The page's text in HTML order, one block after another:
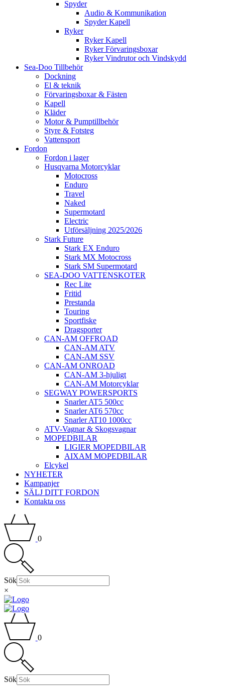
Spyder
Audio & Kommunikation
Spyder Kapell
Ryker
Ryker Kapell
Ryker Förvaringsboxar
Ryker Vindrutor och Vindskydd
Sea-Doo Tillbehör
Dockning
El & teknik
Förvaringsboxar & Fästen
Kapell
Kläder
Motor & Pumptillbehör
Styre & Fotsteg
Vattensport
Fordon
Fordon i lager
Husqvarna Motorcyklar
Motocross
Enduro
Travel
Naked
Supermotard
Electric
Utförsäljning 2025/2026
Stark Future
Stark EX Enduro
Stark MX Motocross
Stark SM Supermotard
SEA-DOO VATTENSKOTER
Rec Lite
Fritid
Prestanda
Touring
Sportfiske
Dragsporter
CAN-AM OFFROAD
CAN-AM ATV
CAN-AM SSV
CAN-AM ONROAD
CAN-AM 3-hjuligt
CAN-AM Motorcyklar
SEGWAY POWERSPORTS
Snarler AT5 500cc
Snarler AT6 570cc
Snarler AT10 1000cc
ATV-Vagnar & Skogsvagnar
MOPEDBILAR
LIGIER MOPEDBILAR
AIXAM MOPEDBILAR
Elcykel
NYHETER
Kampanjer
SÄLJ DITT FORDON
Kontakta oss
0
Sök
×
0
Sök